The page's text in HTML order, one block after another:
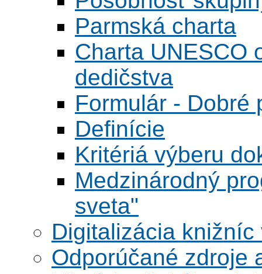
Parmská charta
Charta UNESCO
dedičstva
Formulár - Dobré
Definície
Kritériá výberu
Medzinárodný
sveta"
Digitalizácia knižníc
Odporúčané zdroje